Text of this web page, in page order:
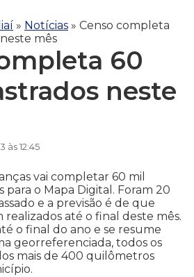
» Notícias » Censo completa
mês
60
neste
às 12:45
vai completar 60 mil
para o Mapa Digital. Foram 20
e a previsão é de que
realizados até o final deste mês.
o final do ano e se resume
georreferenciada, todos os
mais de 400 quilômetros